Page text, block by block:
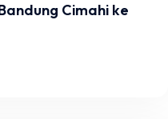
Cimahi ke